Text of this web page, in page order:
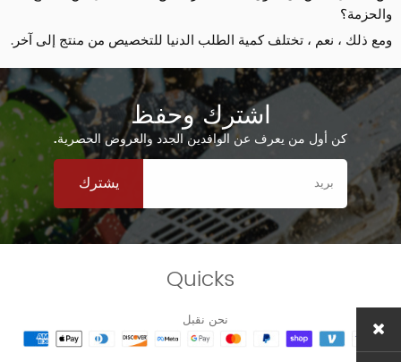
والحزمة؟
ومع ذلك ، نعم ، تختلف كمية الطلب الدنيا للتخصيص من منتج إلى آخر.
اشترك وحفظ
كن أول من يعرف عن الوافدين الجدد والعروض الحصرية.
يشترك
Quicks
نحن نقبل